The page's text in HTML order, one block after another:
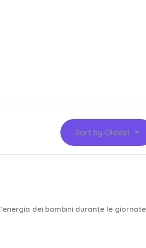
Sort by Oldest
dei bambini durante le giornate